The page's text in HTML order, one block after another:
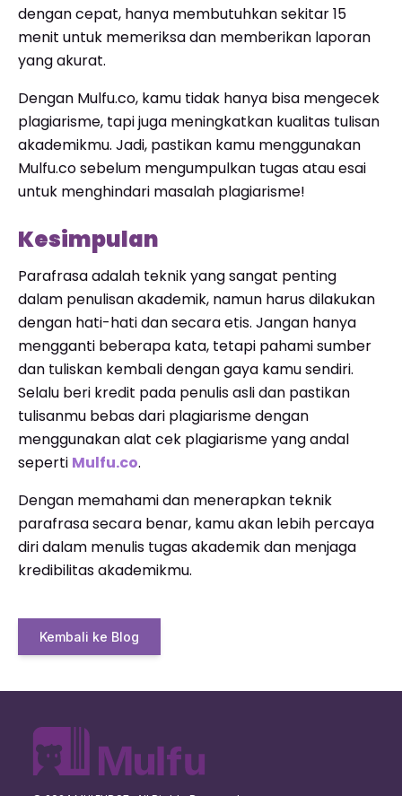
dengan cepat, hanya membutuhkan sekitar 15
menit untuk memeriksa dan memberikan laporan
yang akurat.
Dengan Mulfu.co, kamu tidak hanya bisa mengecek
plagiarisme, tapi juga meningkatkan kualitas tulisan
akademikmu. Jadi, pastikan kamu menggunakan
Mulfu.co sebelum mengumpulkan tugas atau esai
untuk menghindari masalah plagiarisme!
Kesimpulan
Parafrasa adalah teknik yang sangat penting
dalam penulisan akademik, namun harus dilakukan
dengan hati-hati dan secara etis. Jangan hanya
mengganti beberapa kata, tetapi pahami sumber
dan tuliskan kembali dengan gaya kamu sendiri.
Selalu beri kredit pada penulis asli dan pastikan
tulisanmu bebas dari plagiarisme dengan
menggunakan alat cek plagiarisme yang andal
seperti Mulfu.co.
Dengan memahami dan menerapkan teknik
parafrasa secara benar, kamu akan lebih percaya
diri dalam menulis tugas akademik dan menjaga
kredibilitas akademikmu.
Kembali ke Blog